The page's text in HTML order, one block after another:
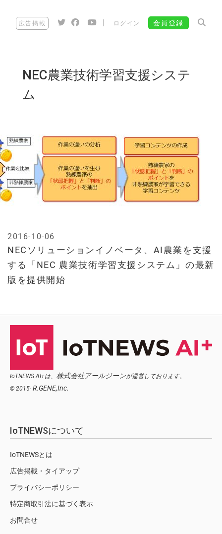
広告掲載 ログイン 会員登録
NEC農業技術学習支援システ
ム
NECソリューションイノベータ、AI農業を支援
する「NEC 農業技術学習支援システム」の最新
版を提供開始
2016-10-06
IoTNEWS AI+は、 株式会社アールジーンが運営しております。
© 2015- R.GENE,Inc.
IoTNEWSについて
IoTNEWSとは
広告掲載・タイアップ
プライバシーポリシー
特定商取引法に基づく表示
お問合せ